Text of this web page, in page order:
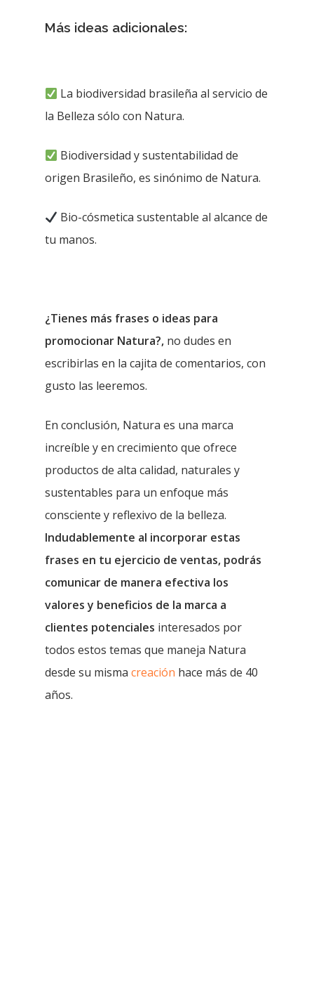
Más ideas adicionales:
La biodiversidad brasileña al servicio de
la Belleza sólo con Natura.
Biodiversidad y sustentabilidad de
origen Brasileño, es sinónimo de Natura.
Bio-cósmetica sustentable al alcance de
tu manos.
¿Tienes más frases o ideas para
promocionar Natura?, no dudes en
escribirlas en la cajita de comentarios, con
gusto las leeremos.
En conclusión, Natura es una marca
increíble y en crecimiento que ofrece
productos de alta calidad, naturales y
sustentables para un enfoque más
consciente y reflexivo de la belleza.
Indudablemente al incorporar estas
frases en tu ejercicio de ventas, podrás
comunicar de manera efectiva los
valores y beneficios de la marca a
clientes potenciales interesados por
todos estos temas que maneja Natura
desde su misma creación hace más de 40
años.